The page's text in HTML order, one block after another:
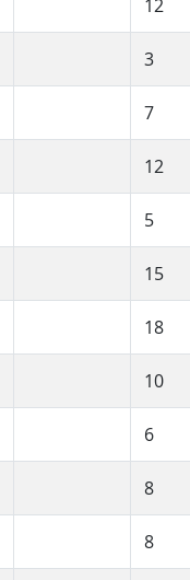
12
3
7
12
5
15
18
10
6
8
8